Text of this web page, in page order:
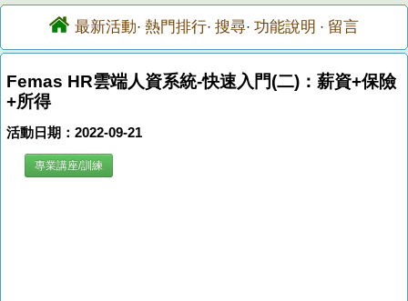
最新活動· 熱門排行· 搜尋· 功能說明 · 留言
Femas HR雲端人資系統-快速入門(二)：薪資+保險
+所得
活動日期：2022-09-21
專業講座/訓練